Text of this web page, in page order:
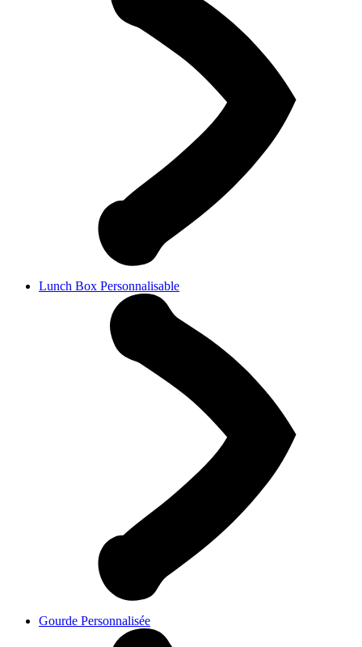
Lunch Box Personnalisable
Gourde Personnalisée